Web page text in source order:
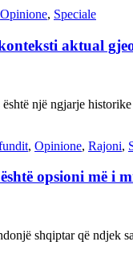
Opinione, Speciale
aktual
një ngjarje
, Opinione, Rajoni,
opsioni më i
shqiptar që ndjek